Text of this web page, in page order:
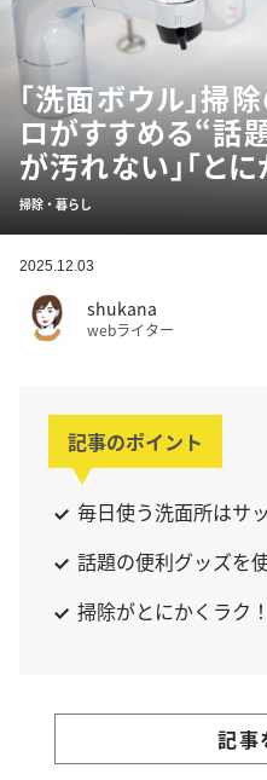
「洗面ボウル」掃
ロがすすめる“話
が汚れない」「とに
掃除・暮らし
2025.12.03
shukana
webライター
記事のポイント
毎日使う洗面所はサ
話題の便利グッズ
掃除がとにかくラク！
記事